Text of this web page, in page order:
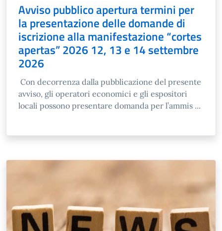
Avviso pubblico apertura termini per
la presentazione delle domande di
iscrizione alla manifestazione “cortes
apertas” 2026 12, 13 e 14 settembre
2026
Con decorrenza dalla pubblicazione del presente
avviso, gli operatori economici e gli espositori
locali possono presentare domanda per l’ammis ...